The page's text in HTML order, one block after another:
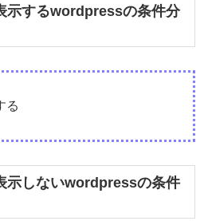
示するwordpressの条件分
る
示しないwordpressの条件